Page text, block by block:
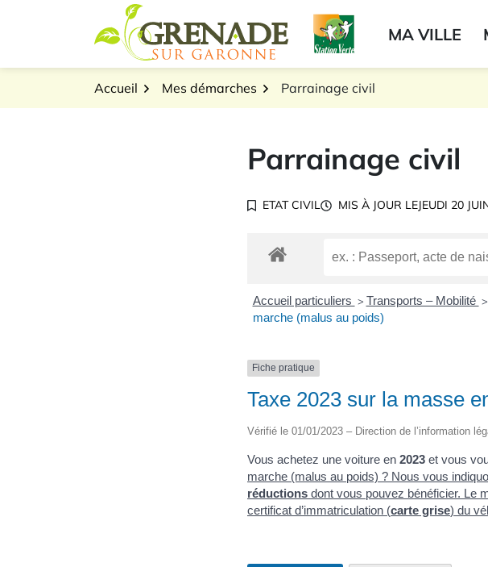
Logo Grenade sur GaronneMA VILLE
Accueil Mes démarches Parrainage civil
Parrainage civil
ETAT CIVIL MIS À JOUR LEJEUDI 20
Accueil particuliers > Transports – Mobilité >
marche (malus au poids)
Fiche pratique
Taxe 2023 sur la masse
Vérifié le 01/01/2023 – Direction de l’information
Vous achetez une voiture en 2023 et vous
marche (malus au poids) ? Nous vous
réductions dont vous pouvez bénéficier. Le
certificat d’immatriculation (carte grise) du